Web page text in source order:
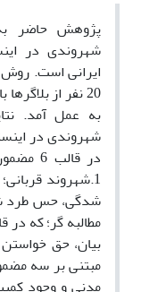
پژوهش حاضر
شهروندی در
ایرانی است. روش
20 نفر از
به عمل آمد.
شهروندی در
در
1.شهروند
مطالبه گر؛ که
مبتنی بر سه